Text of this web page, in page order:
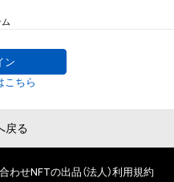
ン
こちら
戻る
わせNFTの出品（法人）利用規約